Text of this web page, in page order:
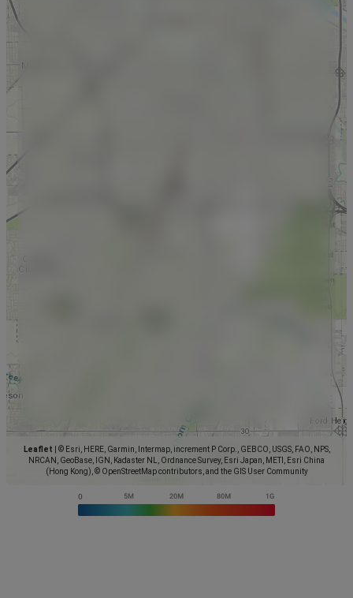
Leaflet
© Esri, HERE, Garmin, Intermap, increment P Corp., GEBCO, USGS, FAO, NPS,
NRCAN, GeoBase, IGN, Kadaster NL, Ordnance Survey, Esri Japan, METI, Esri China
(Hong Kong), © OpenStreetMap contributors, and the GIS User Community